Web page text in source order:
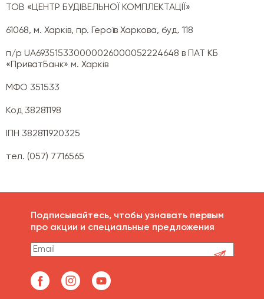
ТОВ «ЦЕНТР БУДІВЕЛЬНОЇ КОМПЛЕКТАЦІЇ»
61068, м. Харків, пр. Героїв Харкова, буд. 118
п/р UA693515330000026000052224648 в ПАТ КБ
«ПриватБанк» м. Харків
МФО 351533
Код 38281198
ІПН 382811920325
тел. (057) 7716565
Подписывайтесь, чтобы узнавать первым
про акции и специальные предложения